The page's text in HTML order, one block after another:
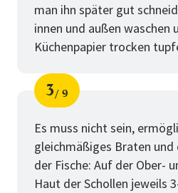
man ihn später gut
innen und außen waschen
Küchenpapier trocken
Schritt
3
von
9
Es muss nicht sein,
gleichmäßiges Braten
der Fische: Auf der Ober-
Haut der Schollen jeweils